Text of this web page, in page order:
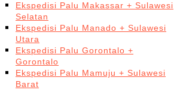
Ekspedisi Palu Makassar + Sulawesi
Selatan
Ekspedisi Palu Manado + Sulawesi
Utara
Ekspedisi Palu Gorontalo +
Gorontalo
Ekspedisi Palu Mamuju + Sulawesi
Barat